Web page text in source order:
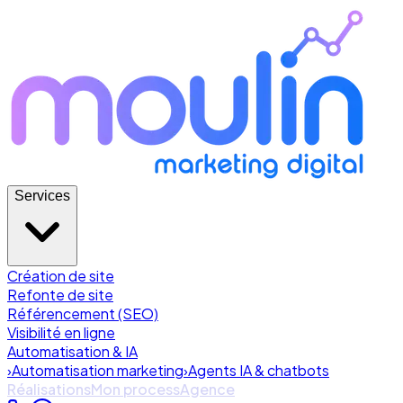
Services
Création de site
Refonte de site
Référencement (SEO)
Visibilité en ligne
Automatisation & IA
›Automatisation marketing›Agents IA & chatbots
RéalisationsMon processAgence